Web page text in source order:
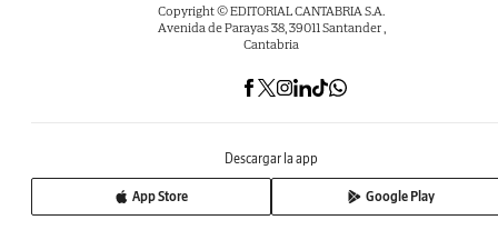
Copyright © EDITORIAL CANTABRIA S.A.
Avenida de Parayas 38, 39011 Santander ,
Cantabria
Descargar la app
App Store Google Play